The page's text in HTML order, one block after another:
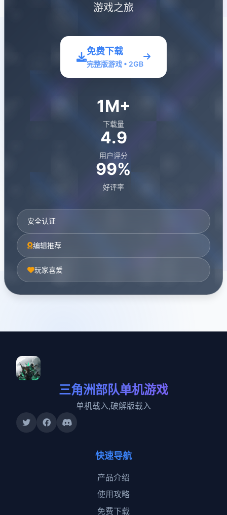
游戏之旅
免费下载
完整版游戏 • 2GB
1M+
下载量
4.9
用户评分
99%
好评率
安全认证
编辑推荐
玩家喜爱
三角洲部队单机游戏
单机载入,破解版载入
快速导航
产品介绍
使用攻略
免费下载